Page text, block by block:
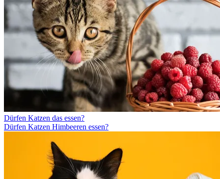
Dürfen Katzen das essen?
Dürfen Katzen Himbeeren essen?